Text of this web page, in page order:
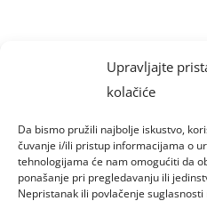
Upravljajte
kolačiće
Da bismo pružili najbolje iskustvo,
čuvanje i/ili pristup informacijama o
tehnologijama će nam omogućiti da
ponašanje pri pregledavanju ili
Nepristanak ili povlačenje